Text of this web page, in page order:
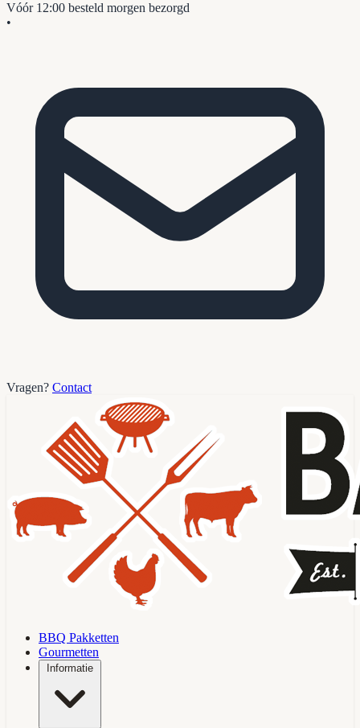
Vóór 12:00 besteld morgen bezorgd
•
Vragen? Contact
BBQ Pakketten
Gourmetten
Informatie